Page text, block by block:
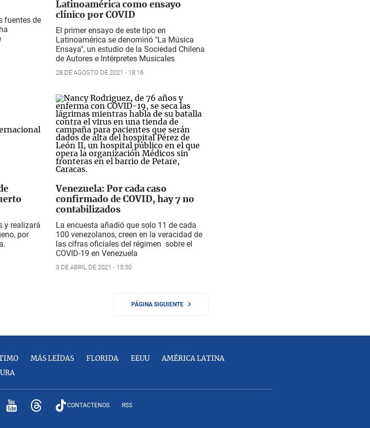
fuentes de
Latinoamérica como ensayo
clínico por COVID
El primer ensayo de este tipo en
Latinoamérica se denominó "La Música
Ensaya", un estudio de la Sociedad Chilena
de Autores e Intérpretes Musicales
28 DE AGOSTO DE 2021 - 18:16
y realizará
por
Venezuela: Por cada caso
confirmado de COVID, hay 7 no
contabilizados
La encuesta añadió que solo 11 de cada
100 venezolanos, creen en la veracidad de
las cifras oficiales del régimen sobre el
COVID-19 en Venezuela
3 DE ABRIL DE 2021 - 15:50
PÁGINA SIGUIENTE
MÁS LEÍDAS FLORIDA EEUU AMÉRICA LATINA
CONTACTENOS RSS